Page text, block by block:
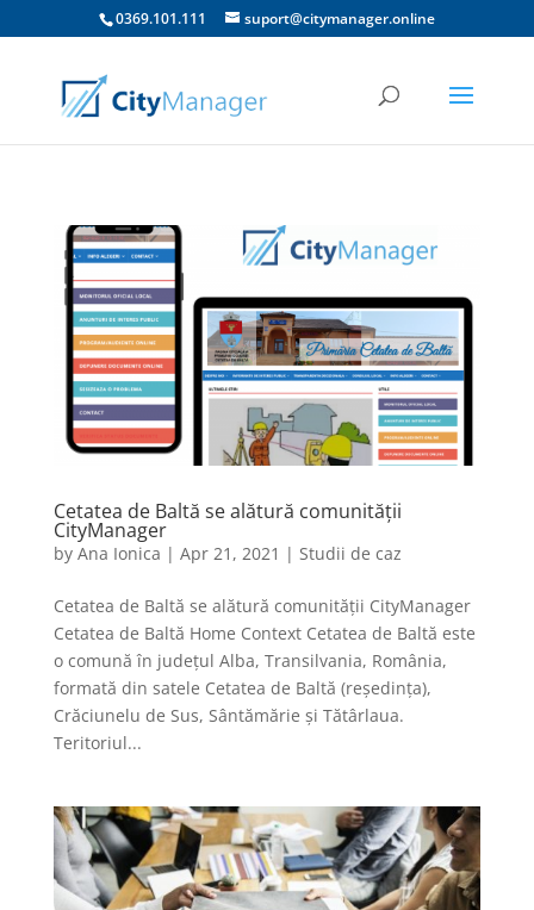
0369.101.111 suport@citymanager.online
Cetatea de Baltă se alătură comunității
CityManager
by Ana Ionica | Apr 21, 2021 | Studii de caz
Cetatea de Baltă se alătură comunității CityManager
Cetatea de Baltă Home Context Cetatea de Baltă este
o comună în județul Alba, Transilvania, România,
formată din satele Cetatea de Baltă (reședința),
Crăciunelu de Sus, Sântămărie și Tătârlaua.
Teritoriul...